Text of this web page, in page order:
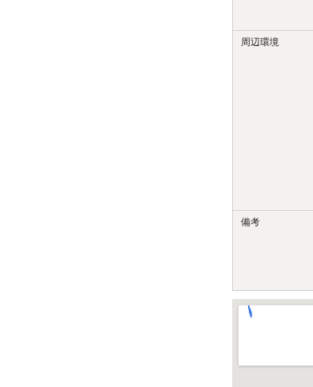
周辺環境
備考